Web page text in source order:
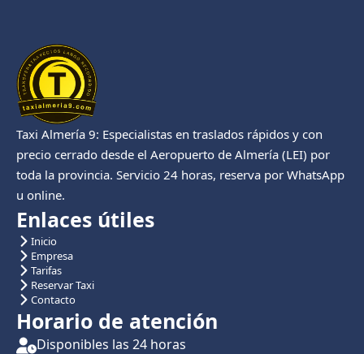
Taxi Almería 9: Especialistas en traslados rápidos y con
precio cerrado desde el Aeropuerto de Almería (LEI) por
toda la provincia. Servicio 24 horas, reserva por WhatsApp
u online.
Enlaces útiles
Inicio
Empresa
Tarifas
Reservar Taxi
Contacto
Horario de atención
Disponibles las 24 horas